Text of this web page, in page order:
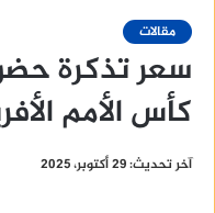
مقالات
سعر تذكرة
كأس الأمم
آخر تحديث: 29 أكتوبر، 2025